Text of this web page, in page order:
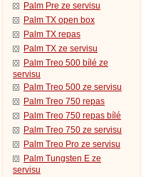
Palm Pre ze servisu
Palm TX open box
Palm TX repas
Palm TX ze servisu
Palm Treo 500 bílé ze
servisu
Palm Treo 500 ze servisu
Palm Treo 750 repas
Palm Treo 750 repas bílé
Palm Treo 750 ze servisu
Palm Treo Pro ze servisu
Palm Tungsten E ze
servisu